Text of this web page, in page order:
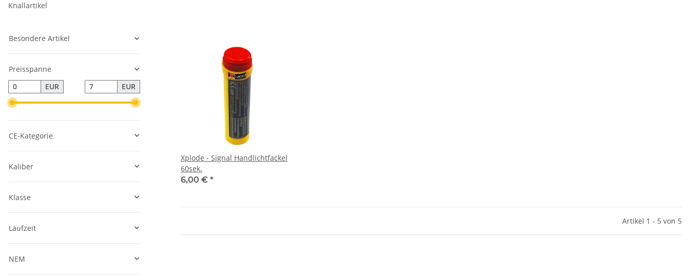
Xplode - Signal Handlichtfackel
60sek.
6,00 € *
Artikel 1 - 5 von 5
Knallartikel
Besondere Artikel
Preisspanne
EUR
EUR
CE-Kategorie
Kaliber
Klasse
Laufzeit
NEM